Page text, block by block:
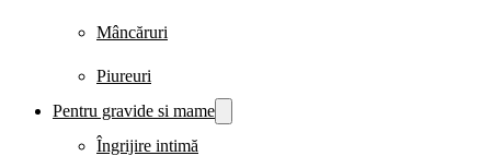
Mâncăruri
Piureuri
Pentru gravide si mame
Îngrijire intimă